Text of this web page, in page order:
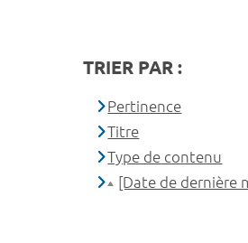
TRIER PAR :
Pertinence
Titre
Type de contenu
[Date de dernière